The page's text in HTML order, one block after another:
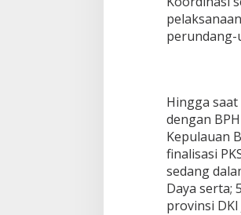
perundang-
Hingga
dengan
Kepulauan
finalisasi
sedang
Daya serta;
provinsi DKI